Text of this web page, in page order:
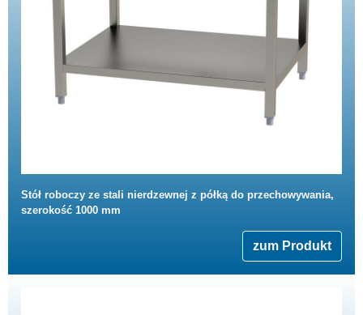
Stół roboczy ze stali nierdzewnej z półką do przechowywania,
szerokość 1000 mm
zum Produkt